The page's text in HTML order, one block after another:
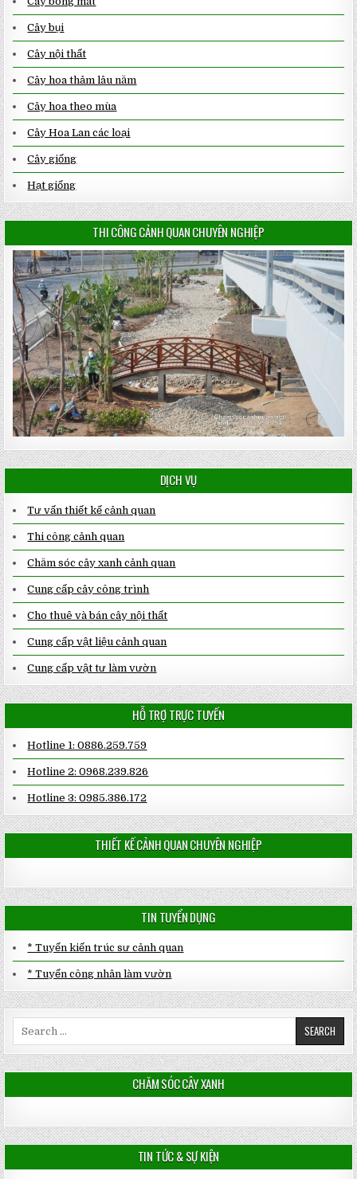
Cây bụi
Cây nội thất
Cây hoa thảm lâu năm
Cây hoa theo mùa
Cây Hoa Lan các loại
Cây giống
Hạt giống
THI CÔNG CẢNH QUAN CHUYÊN NGHIỆP
DỊCH VỤ
Tư vấn thiết kế cảnh quan
Thi công cảnh quan
Chăm sóc cây xanh cảnh quan
Cung cấp cây công trình
Cho thuê và bán cây nội thất
Cung cấp vật liệu cảnh quan
Cung cấp vật tư làm vườn
HỖ TRỢ TRỰC TUYẾN
Hotline 1: 0886.259.759
Hotline 2: 0968.239.826
Hotline 3: 0985.386.172
THIẾT KẾ CẢNH QUAN CHUYÊN NGHIỆP
TIN TUYỂN DỤNG
* Tuyển kiến trúc sư cảnh quan
* Tuyển công nhân làm vườn
CHĂM SÓC CÂY XANH
TIN TỨC & SỰ KIỆN